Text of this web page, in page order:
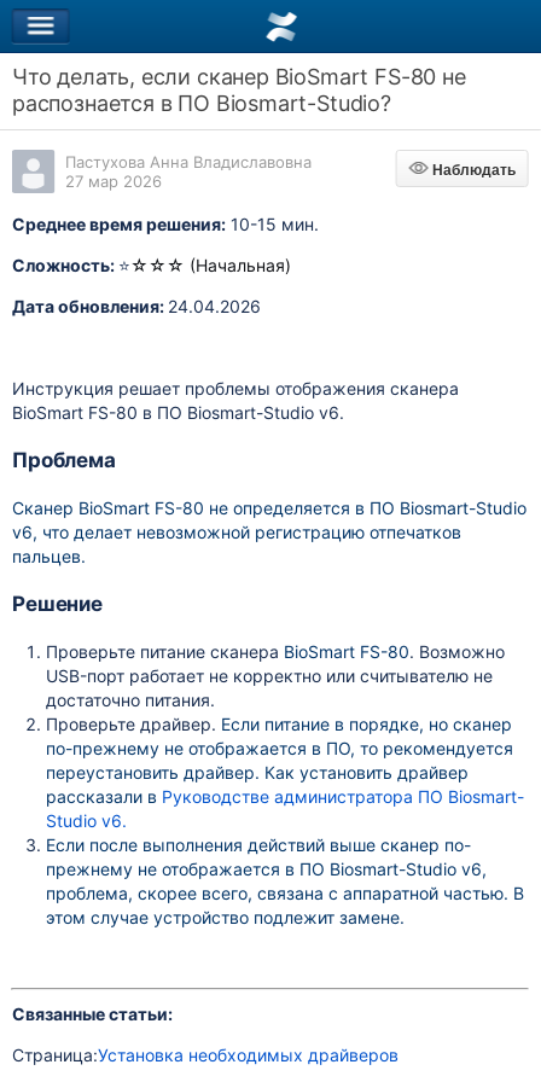
Что делать, если сканер BioSmart FS-80 не
распознается в ПО Biosmart-Studio?
Пастухова Анна Владиславовна
27 мар 2026
Наблюдать
Наблюдать
Среднее время решения:10-15 мин.
Сложность: ⭐☆☆☆ (Начальная)
Дата обновления: 24.04.2026
Инструкция решает проблемы отображения сканера
BioSmart FS-80 в ПО Biosmart-Studio v6.
Проблема
Cканер BioSmart FS-80 не определяется в ПО Biosmart-Studio
v6, что делает невозможной регистрацию отпечатков
пальцев.
Решение
Проверьте питание сканера BioSmart FS-80. Возможно
USB-порт работает не корректно или считывателю не
достаточно питания.
Проверьте драйвер. Если питание в порядке, но сканер
по-прежнему не отображается в ПО, то рекомендуется
переустановить драйвер. Как установить драйвер
рассказали в Руководстве администратора ПО Biosmart-
Studio v6.
Если после выполнения действий выше сканер по-
прежнему не отображается в ПО Biosmart-Studio v6,
проблема, скорее всего, связана с аппаратной частью. В
этом случае устройство подлежит замене.
Связанные статьи:
Страница:Установка необходимых драйверов